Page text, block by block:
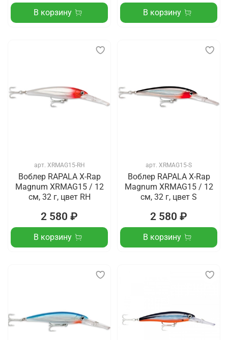
В корзину В корзину
арт. XRMAG15-RH
Воблер RAPALA X-Rap
Magnum XRMAG15 / 12
см, 32 г, цвет RH
2 580 ₽
В корзину
арт. XRMAG15-S
Воблер RAPALA X-Rap
Magnum XRMAG15 / 12
см, 32 г, цвет S
2 580 ₽
В корзину